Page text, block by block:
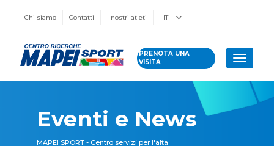
Chi siamo Contatti I nostri atleti IT
PRENOTA UNA
VISITA
Toggle
Eventi e News
MAPEI SPORT - Centro servizi per l'alta